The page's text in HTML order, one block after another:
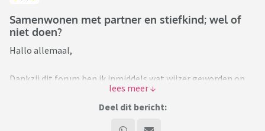
Samenwonen met partner en stiefkind; wel of
niet doen?
Hallo allemaal,
Dankzij dit forum ben ik inmiddels wat wijzer geworden op
een gebied waar iets mij erg dwarszit. Throwaway
aangemaakt. Hopelijk kunnen jullie wat licht schijnen op de
Deel dit bericht: